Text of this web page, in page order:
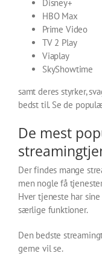
Disney+
HBO Max
Prime Video
TV 2 Play
Viaplay
SkyShowtime
samt deres styrker,
bedst til. Se de
De mest
Der findes mange
men nogle få
Hver tjeneste har
særlige funktioner.
Den bedste
gerne vil se.